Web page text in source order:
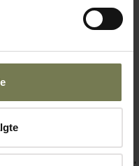
kurser og uddannelse,
Det skal sikre loyalitet,